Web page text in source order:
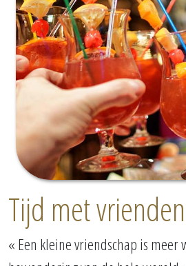
Tijd met vrienden
« Een kleine vriendschap is meer